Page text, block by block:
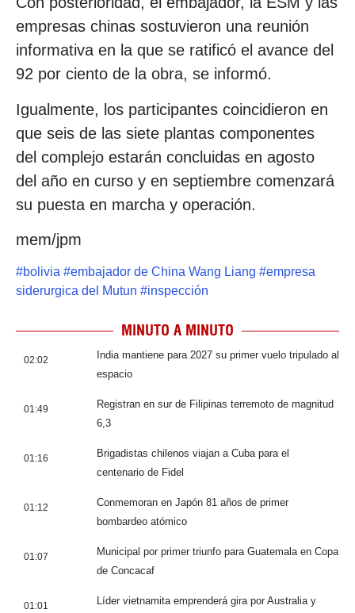
empresas chinas sostuvieron una reunión
informativa en la que se ratificó el avance del
92 por ciento de la obra, se informó.
Igualmente, los participantes coincidieron en
que seis de las siete plantas componentes
del complejo estarán concluidas en agosto
del año en curso y en septiembre comenzará
su puesta en marcha y operación.
mem/jpm
#bolivia #embajador de China Wang Liang #empresa
siderurgica del Mutun #inspección
MINUTO A MINUTO
02:02
India mantiene para 2027 su primer vuelo tripulado al
espacio
01:49
Registran en sur de Filipinas terremoto de magnitud
6,3
01:16
Brigadistas chilenos viajan a Cuba para el
centenario de Fidel
01:12
Conmemoran en Japón 81 años de primer
bombardeo atómico
01:07
Municipal por primer triunfo para Guatemala en Copa
de Concacaf
01:01
Líder vietnamita emprenderá gira por Australia y